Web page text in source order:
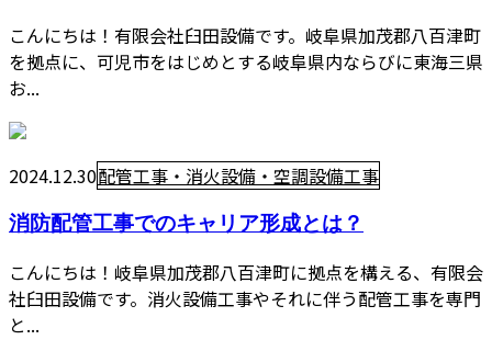
こんにちは！有限会社臼田設備です。岐阜県加茂郡八百津町
を拠点に、可児市をはじめとする岐阜県内ならびに東海三県
お...
2024.12.30配管工事・消火設備・空調設備工事
消防配管工事でのキャリア形成とは？
こんにちは！岐阜県加茂郡八百津町に拠点を構える、有限会
社臼田設備です。消火設備工事やそれに伴う配管工事を専門
と...